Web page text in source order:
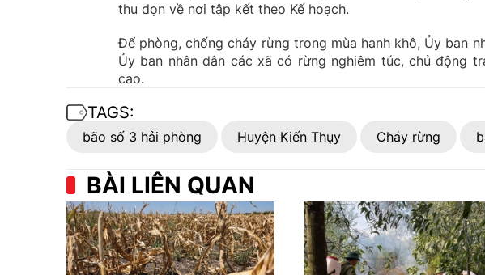
thu dọn về nơi tập kết theo Kế hoạch.
Để phòng, chống cháy rừng trong mùa hanh khô, Ủy ban
Ủy ban nhân dân các xã có rừng nghiêm túc, chủ động
cao.
TAGS:
bão số 3 hải phòng Huyện Kiến Thụy Cháy rừng
BÀI LIÊN QUAN